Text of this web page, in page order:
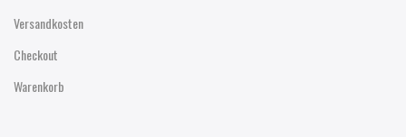
Versandkosten
Checkout
Warenkorb